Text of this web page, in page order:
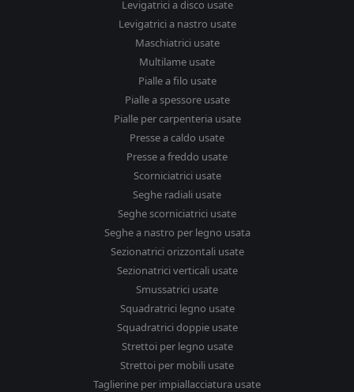
Levigatrici a disco usate
Levigatrici a nastro usate
Maschiatrici usate
Multilame usate
Pialle a filo usate
Pialle a spessore usate
Pialle per carpenteria usate
Presse a caldo usate
Presse a freddo usate
Scorniciatrici usate
Seghe radiali usate
Seghe scorniciatrici usate
Seghe a nastro per legno usata
Sezionatrici orizzontali usate
Sezionatrici verticali usate
Smussatrici usate
Squadratrici legno usate
Squadratrici doppie usate
Strettoi per legno usate
Strettoi per mobili usate
Taglierine per impiallacciatura usate